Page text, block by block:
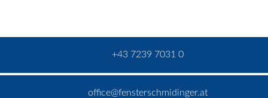
+43 7239 7031 0
office@fensterschmidinger.at